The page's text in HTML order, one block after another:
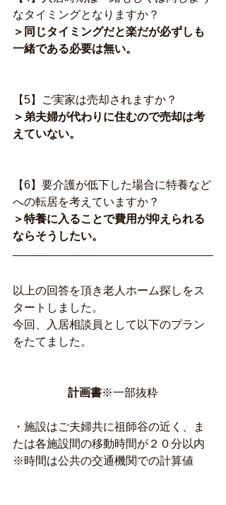
なタイミングとなりますか？
＞同じタイミングだと楽だが必ずしも
一緒である必要は無い。
【5】ご実家は売却されますか？
＞弟夫婦が代わりに住むので売却は考
えていない。
【6】要介護が低下した場合に特養など
への転居を考えていますか？
＞特養に入ることで費用が抑えられる
ならそうしたい。
以上の回答を頂き老人ホーム探しをス
タートしました。
今回、入居相談員として以下のプラン
をたてました。
計画書※一部抜粋
・施設はご夫婦共に祖師谷の近く、ま
たは各施設間の移動時間が２０分以内
※時間は公共の交通機関での計算値